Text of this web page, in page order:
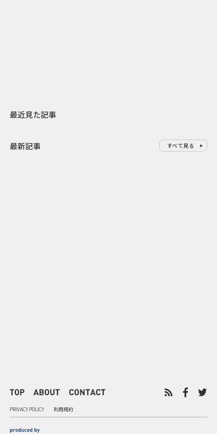
最近見た記事
最新記事 すべて見る
PRIVACY POLICY 利用規約